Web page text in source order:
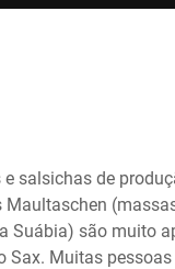
e salsichas de
Maultaschen
Suábia) são muito
Sax. Muitas